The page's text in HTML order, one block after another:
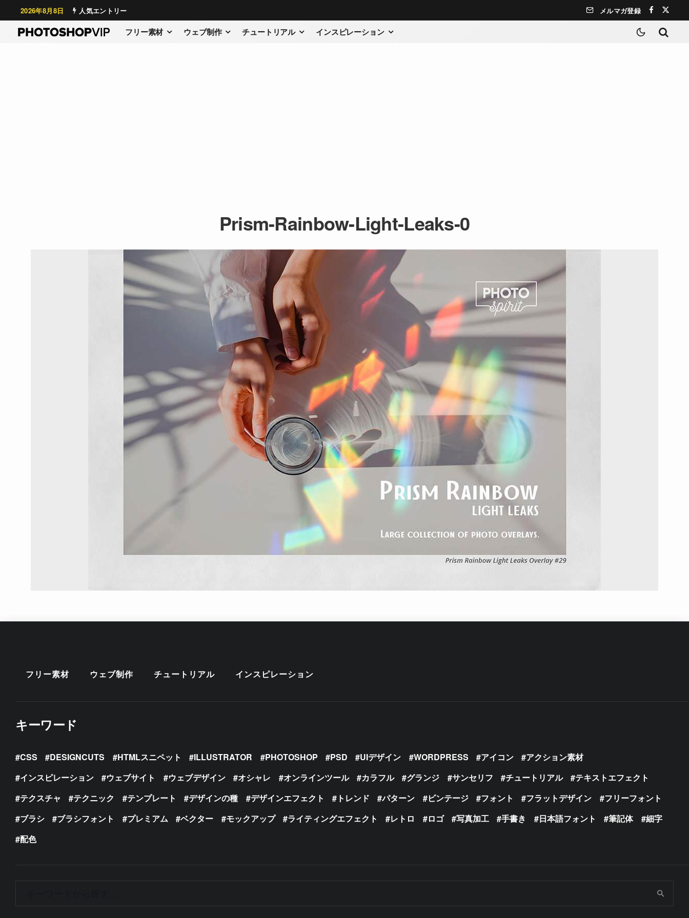
2026年8月8日 人気エントリー メルマガ登録
フリー素材 ウェブ制作 チュートリアル インスピレーション
Prism-Rainbow-Light-Leaks-0
フリー素材 ウェブ制作 チュートリアル インスピレーション
キーワード
CSS DESIGNCUTS HTMLスニペット ILLUSTRATOR PHOTOSHOP PSD UIデザイン WORDPRESS アイコン
アクション素材
インスピレーション
ウェブサイト ウェブデザイン オシャレ オンラインツール カラフル グランジ サンセリフ チュートリアル
テキストエフェクト
テクスチャ
テクニック テンプレート デザインの種 デザインエフェクト トレンド パターン ビンテージ フォント フラットデザイン
フリーフォント
ブラシ
ブラシフォント プレミアム ベクター モックアップ ライティングエフェクト レトロ ロゴ 写真加工 手書き 日本語フォント 筆記体
細字
配色